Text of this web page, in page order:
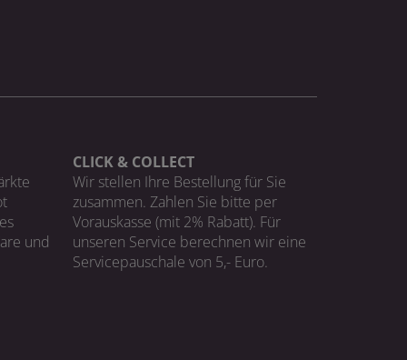
und
CLICK & COLLECT
Wir stellen Ihre Bestellung für Sie
zusammen. Zahlen Sie bitte per
Vorauskasse (mit 2% Rabatt). Für
unseren Service berechnen wir eine
Servicepauschale von 5,- Euro.